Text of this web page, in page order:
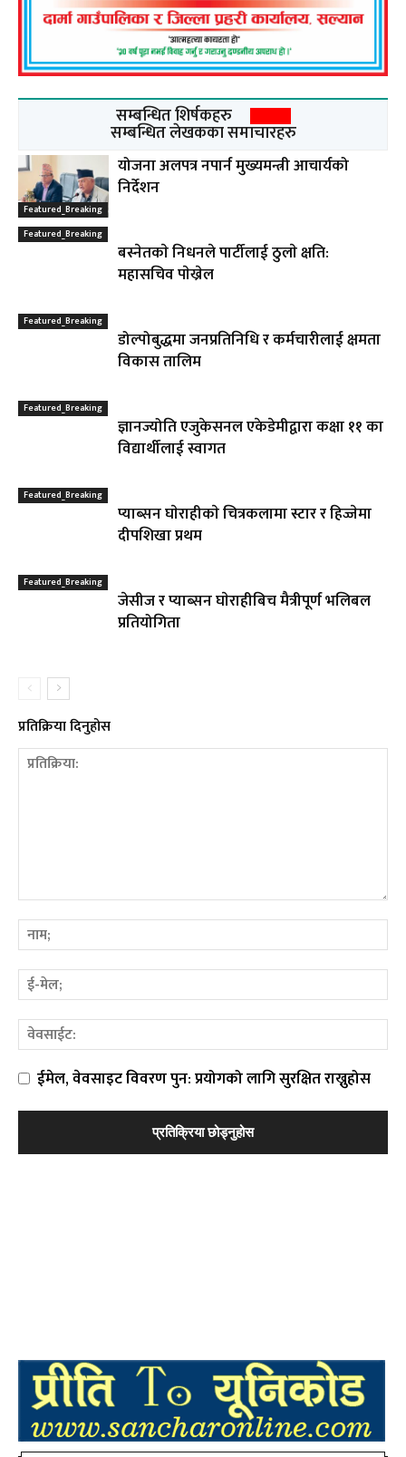
सम्बन्धित शिर्षकहरु
सम्बन्धित लेखकका समाचारहरु
Featured_Breaking
योजना अलपत्र नपार्न मुख्यमन्त्री आचार्यको
निर्देशन
Featured_Breaking
बस्नेतकाे निधनले पार्टीलाई ठुलाे क्षति:
महासचिव पाेख्रेल
Featured_Breaking
डोल्पोबुद्धमा जनप्रतिनिधि र कर्मचारीलाई क्षमता
विकास तालिम
Featured_Breaking
ज्ञानज्योति एजुकेसनल एकेडेमीद्वारा कक्षा ११ का
विद्यार्थीलाई स्वागत
Featured_Breaking
प्याब्सन घाेराहीकाे चित्रकलामा स्टार र हिज्जेमा
दीपशिखा प्रथम
Featured_Breaking
जेसीज र प्याब्सन घाेराहीबिच मैत्रीपूर्ण भलिबल
प्रतियोगिता
प्रतिक्रिया दिनुहोस
ईमेल, वेवसाइट विवरण पुन: प्रयोगको लागि सुरक्षित राख्नुहोस